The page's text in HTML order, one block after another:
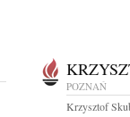
POZNAŃ
Krzysztof